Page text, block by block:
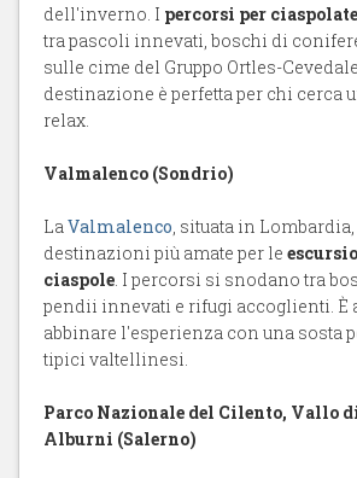
dell'inverno. I percorsi per ciaspolate
tra pascoli innevati, boschi di
sulle cime del Gruppo Ortles-
destinazione è perfetta per chi cerca
relax.
Valmalenco (Sondrio)
La Valmalenco , situata in
destinazioni più amate per le
ciaspole . I percorsi si snodano tra
pendii innevati e rifugi accoglienti. È
abbinare l'esperienza con una sosta
tipici valtellinesi.
Parco Nazionale del Cilento, Vallo
Alburni (Salerno)